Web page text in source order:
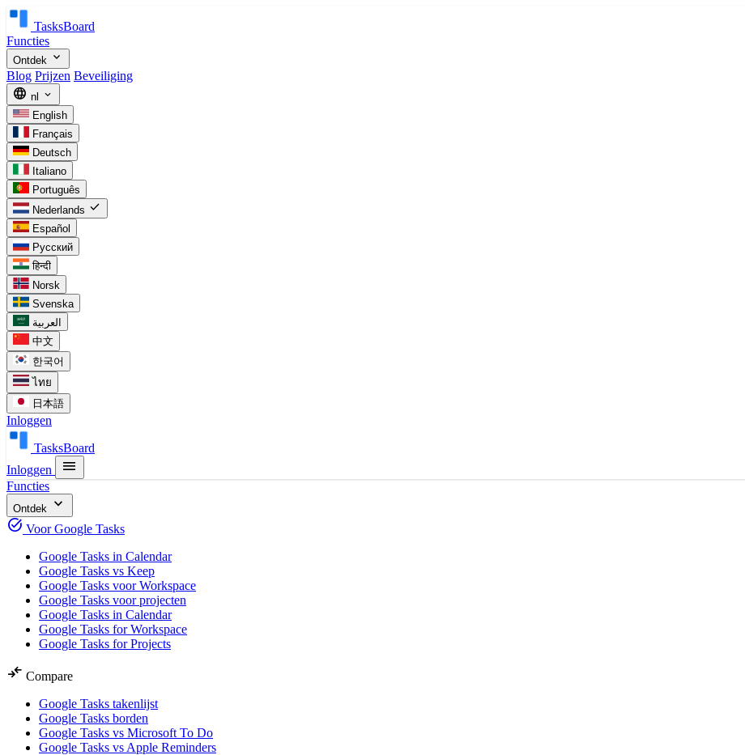
TasksBoard
Functies
Ontdek expand_more
Blog Prijzen Beveiliging
language nl expand_more
English
Français
Deutsch
Italiano
Português
Nederlands check
Español
Русский
हिन्दी
Norsk
Svenska
العربية
中文
한국어
ไทย
日本語
Inloggen
TasksBoard
Inloggen
menu
Functies
Ontdek expand_more
task_alt Voor Google Tasks
Google Tasks in Calendar
Google Tasks vs Keep
Google Tasks voor Workspace
Google Tasks voor projecten
Google Tasks in Calendar
Google Tasks for Workspace
Google Tasks for Projects
compare_arrows Compare
Google Tasks takenlijst
Google Tasks borden
Google Tasks vs Microsoft To Do
Google Tasks vs Apple Reminders